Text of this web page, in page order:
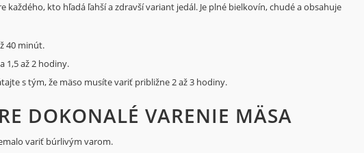
každého, kto hľadá ľahší a zdravší variant jedál. Je plné bielkovín, chudé a obsahuje
40 minút.
1,5 až 2 hodiny.
s tým, že mäso musíte variť približne 2 až 3 hodiny.
DOKONALÉ VARENIE MÄSA
variť búrlivým varom.